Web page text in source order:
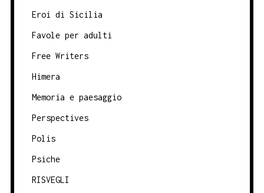
Eroi di Sicilia
Favole per adulti
Free Writers
Himera
Memoria e paesaggio
Perspectives
Polis
Psiche
RISVEGLI